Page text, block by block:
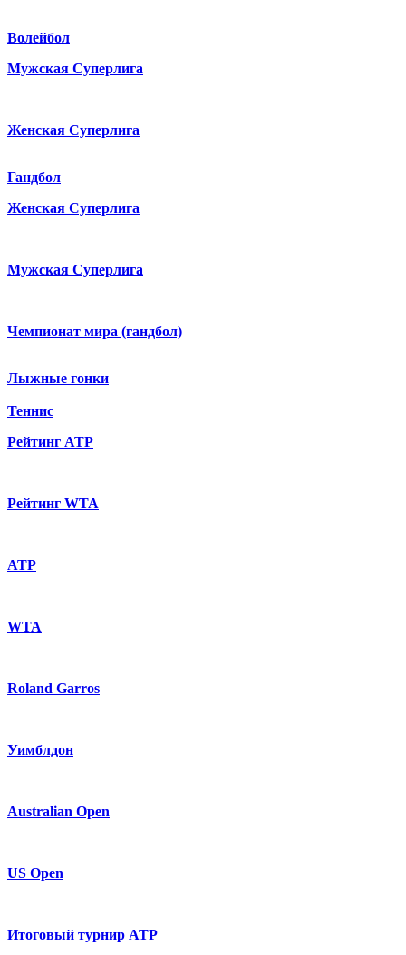
Волейбол
Мужская Суперлига
Женская Суперлига
Гандбол
Женская Суперлига
Мужская Суперлига
Чемпионат мира (гандбол)
Лыжные гонки
Теннис
Рейтинг ATP
Рейтинг WTA
ATP
WTA
Roland Garros
Уимблдон
Australian Open
US Open
Итоговый турнир ATP